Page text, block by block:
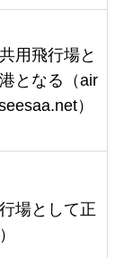
用飛行場と
となる（air
）
場として正